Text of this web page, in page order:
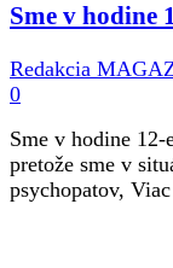
Sme v hodine
Redakcia
0
Sme v hodine
pretože sme v
psychopatov,